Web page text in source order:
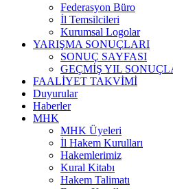
Federasyon Büro
İl Temsilcileri
Kurumsal Logolar
YARIŞMA SONUÇLARI
SONUÇ SAYFASI
GEÇMİŞ YIL
FAALİYET TAKVİMİ
Duyurular
Haberler
MHK
MHK Üyeleri
İl Hakem Kurulları
Hakemlerimiz
Kural Kitabı
Hakem Talimatı